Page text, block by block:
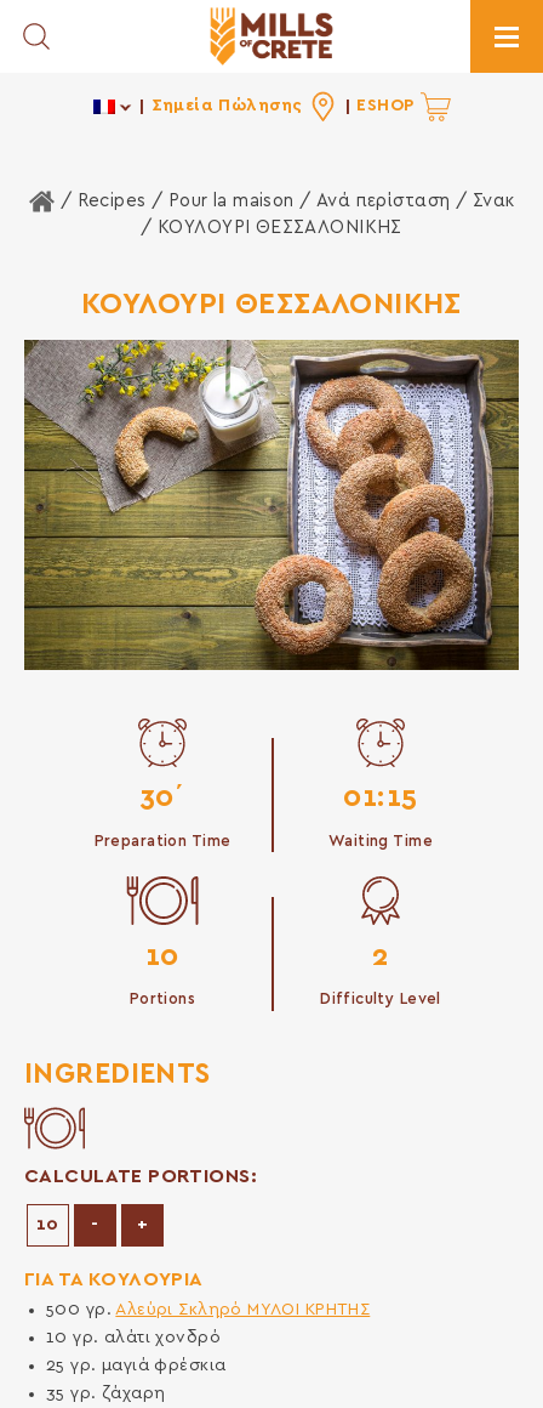
Toggle Search
Σημεία Πώλησης ESHOP
Home
/ Recipes / Pour la maison / Ανά περίσταση / Σνακ
/ ΚΟΥΛΟΥΡΙ ΘΕΣΣΑΛΟΝΙΚΗΣ
ΚΟΥΛΟΥΡΙ ΘΕΣΣΑΛΟΝΙΚΗΣ
30΄
Preparation Time
01:15
Waiting Time
10
Portions
2
Difficulty Level
INGREDIENTS
CALCULATE PORTIONS:
- Decrease Portions
+Increase Portions
ΓΙΑ ΤΑ ΚΟΥΛΟΥΡΙΑ
500 γρ. Αλεύρι Σκληρό ΜΥΛΟΙ ΚΡΗΤΗΣ
10γρ. αλάτι χονδρό
25γρ. μαγιά φρέσκια
35γρ. ζάχαρη